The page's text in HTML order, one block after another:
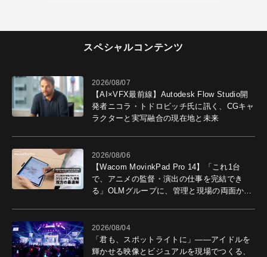
スペシャルコンテンツ
2026/08/07
【AI×VFX最前線】Autodesk Flow Studio開
発者ニコラ・トドロビッチ氏に訊く、CGキャ
ラクターと実写融合の現在地と未来
2026/08/06
【Wacom MovinkPad Pro 14】「これ1台
で、アニメの監督・演出の仕事を完結でき
る」OLMグループに、管理と現場の両面から
2026/08/04
「君も、スポットライトに」――アイドルを
輝かせる映像とビジュアルを現場でつくる、